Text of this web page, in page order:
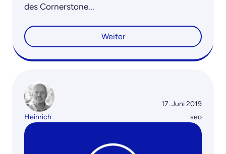
des Cornerstone...
Weiter
Heinrich
17. Juni 2019
seo